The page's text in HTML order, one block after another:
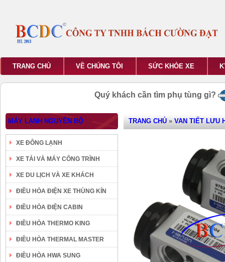
TRANG CHỦ VỀ CHÚNG TÔI SỨC KHỎE XE
Quý khách cần tìm phụ tùng gì?
MÁY LẠNH NGUYÊN BỘ
XE ĐÔNG LẠNH
XE TẢI VÀ MÁY CÔNG TRÌNH
XE DU LỊCH VÀ XE KHÁCH
ĐIỀU HÒA ĐIỆN XE THÙNG KÍN
ĐIỀU HÒA ĐIỆN CABIN
ĐIỀU HÒA THERMO KING
ĐIỀU HÒA THERMAL MASTER
ĐIỀU HÒA HWA SUNG
TRANG CHỦ » VAN TIẾT LƯU